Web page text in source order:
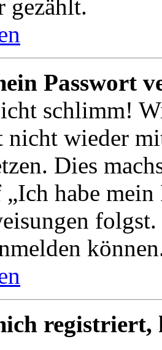
gezählt.
Passwort
schlimm!
nicht wieder
Dies
„Ich habe